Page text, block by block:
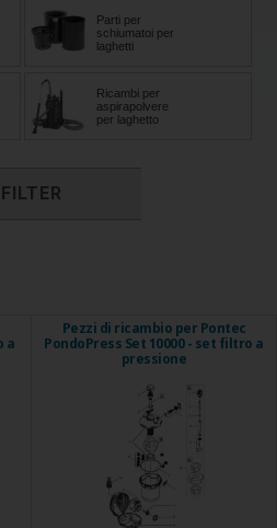
Parti per
schiumatoi per
laghetti
Ricambi per
aspirapolvere
per laghetto
FILTER
a
Pezzi di ricambio per Pontec
PondoPress Set 10000 - set filtro a
pressione